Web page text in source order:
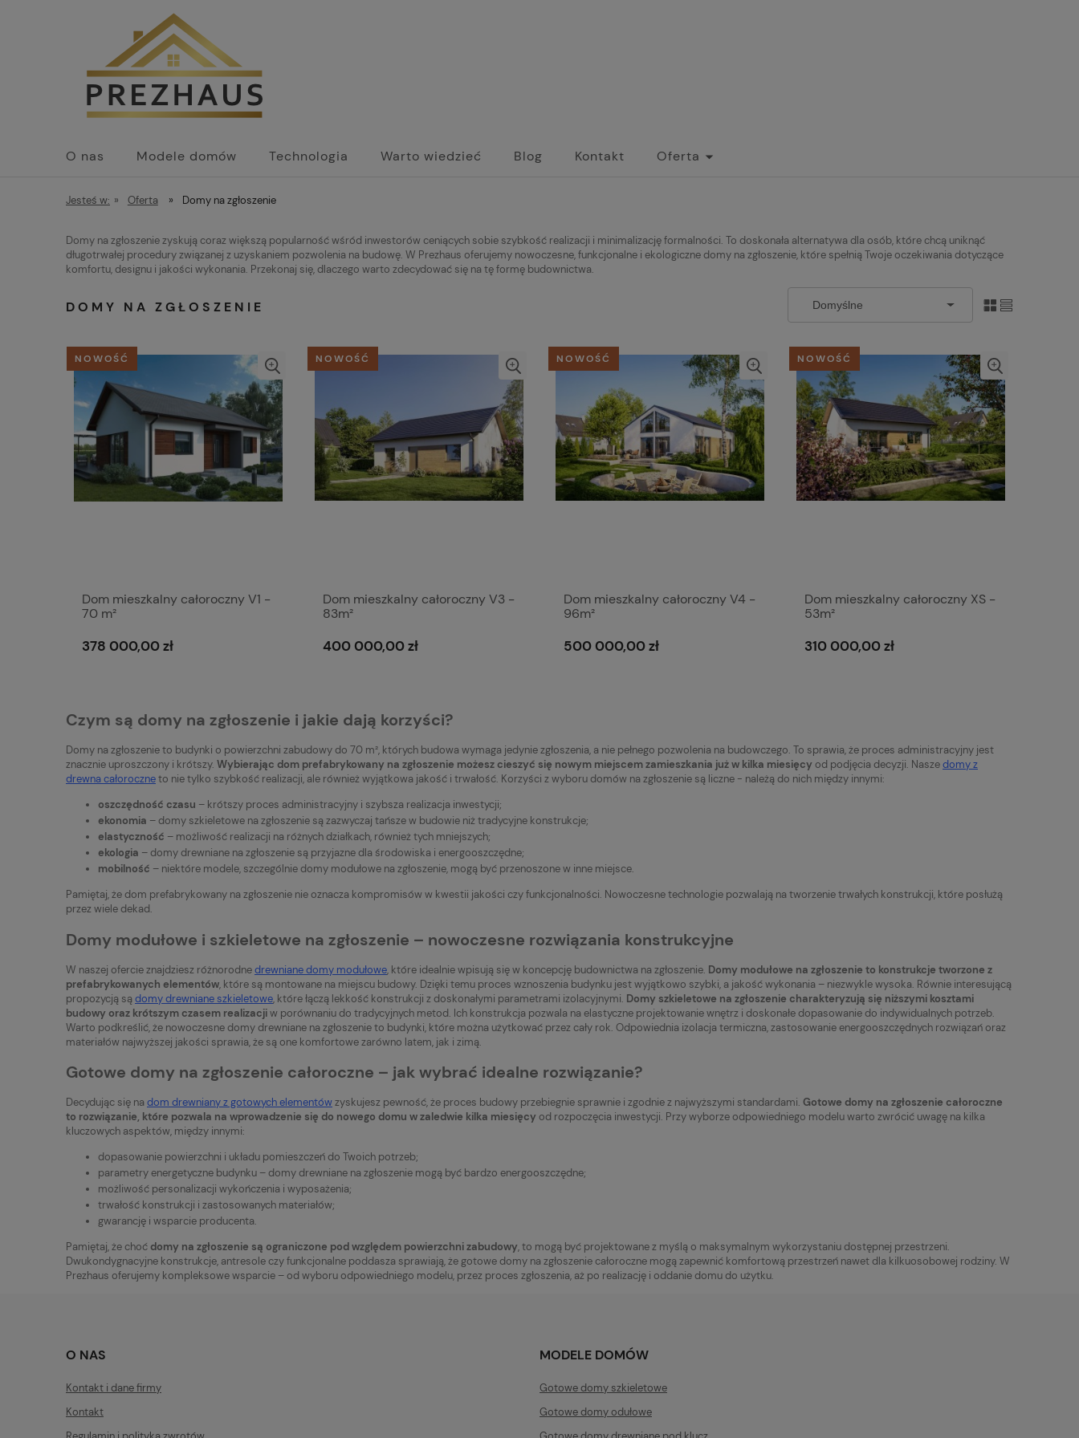
O nas Modele domów Technologia Warto wiedzieć Blog Kontakt Oferta
Jesteś w: » Oferta » Domy na zgłoszenie
Domy na zgłoszenie zyskują coraz większą popularność wśród inwestorów ceniących sobie szybkość realizacji i minimalizację formalności. To doskonała alternatywa dla osób, które chcą uniknąć
długotrwałej procedury związanej z uzyskaniem pozwolenia na budowę. W Prezhaus oferujemy nowoczesne, funkcjonalne i ekologiczne domy na zgłoszenie, które spełnią Twoje oczekiwania dotyczące
komfortu, designu i jakości wykonania. Przekonaj się, dlaczego warto zdecydować się na tę formę budownictwa.
DOMY NA ZGŁOSZENIE
Dom mieszkalny całoroczny V1 -
70 m²
378 000,00 zł
NOWOŚĆ
Dom mieszkalny całoroczny V3 -
83m²
400 000,00 zł
NOWOŚĆ
Dom mieszkalny całoroczny V4 -
96m²
500 000,00 zł
NOWOŚĆ
Dom mieszkalny całoroczny XS -
53m²
310 000,00 zł
NOWOŚĆ
Czym są domy na zgłoszenie i jakie dają korzyści?
Domy na zgłoszenie to budynki o powierzchni zabudowy do 70 m², których budowa wymaga jedynie zgłoszenia, a nie pełnego pozwolenia na budowczego. To sprawia, że proces administracyjny jest
znacznie uproszczony i krótszy. Wybierając dom prefabrykowany na zgłoszenie możesz cieszyć się nowym miejscem zamieszkania już w kilka miesięcy od podjęcia decyzji. Naszedomy z
drewna całoroczneto nie tylko szybkość realizacji, ale również wyjątkowa jakość i trwałość. Korzyści z wyboru domów na zgłoszenie są liczne - należą do nich między innymi:
oszczędność czasu – krótszy proces administracyjny i szybsza realizacja inwestycji;
ekonomia – domy szkieletowe na zgłoszenie są zazwyczaj tańsze w budowie niż tradycyjne konstrukcje;
elastyczność – możliwość realizacji na różnych działkach, również tych mniejszych;
ekologia – domy drewniane na zgłoszenie są przyjazne dla środowiska i energooszczędne;
mobilność – niektóre modele, szczególnie domy modułowe na zgłoszenie, mogą być przenoszone w inne miejsce.
Pamiętaj, że dom prefabrykowany na zgłoszenie nie oznacza kompromisów w kwestii jakości czy funkcjonalności. Nowoczesne technologie pozwalają na tworzenie trwałych konstrukcji, które posłużą
przez wiele dekad.
Domy modułowe i szkieletowe na zgłoszenie – nowoczesne rozwiązania konstrukcyjne
W naszej ofercie znajdziesz różnorodnedrewniane domy modułowe, które idealnie wpisują się w koncepcję budownictwa na zgłoszenie. Domy modułowe na zgłoszenie to konstrukcje tworzone z
prefabrykowanych elementów, które są montowane na miejscu budowy. Dzięki temu proces wznoszenia budynku jest wyjątkowo szybki, a jakość wykonania – niezwykle wysoka. Równie interesującą
propozycją sądomy drewniane szkieletowe, które łączą lekkość konstrukcji z doskonałymi parametrami izolacyjnymi. Domy szkieletowe na zgłoszenie charakteryzują się niższymi kosztami
budowy oraz krótszym czasem realizacjiw porównaniu do tradycyjnych metod. Ich konstrukcja pozwala na elastyczne projektowanie wnętrz i doskonałe dopasowanie do indywidualnych potrzeb.
Warto podkreślić, że nowoczesne domy drewniane na zgłoszenie to budynki, które można użytkować przez cały rok. Odpowiednia izolacja termiczna, zastosowanie energooszczędnych rozwiązań oraz
materiałów najwyższej jakości sprawia, że są one komfortowe zarówno latem, jak i zimą.
Gotowe domy na zgłoszenie całoroczne – jak wybrać idealne rozwiązanie?
Decydując się na dom drewniany z gotowych elementówzyskujesz pewność, że proces budowy przebiegnie sprawnie i zgodnie z najwyższymi standardami. Gotowe domy na zgłoszenie całoroczne
to rozwiązanie, które pozwala na wprowadzenie się do nowego domu w zaledwie kilka miesięcy od rozpoczęcia inwestycji. Przy wyborze odpowiedniego modelu warto zwrócić uwagę na kilka
kluczowych aspektów, między innymi:
dopasowanie powierzchni i układu pomieszczeń do Twoich potrzeb;
parametry energetyczne budynku – domy drewniane na zgłoszenie mogą być bardzo energooszczędne;
możliwość personalizacji wykończenia i wyposażenia;
trwałość konstrukcji i zastosowanych materiałów;
gwarancję i wsparcie producenta.
Pamiętaj, że choć domy na zgłoszenie są ograniczone pod względem powierzchni zabudowy, to mogą być projektowane z myślą o maksymalnym wykorzystaniu dostępnej przestrzeni.
Dwukondygnacyjne konstrukcje, antresole czy funkcjonalne poddasza sprawiają, że gotowe domy na zgłoszenie całoroczne mogą zapewnić komfortową przestrzeń nawet dla kilkuosobowej rodziny. W
Prezhaus oferujemy kompleksowe wsparcie – od wyboru odpowiedniego modelu, przez proces zgłoszenia, aż po realizację i oddanie domu do użytku.
O NAS
Kontakt i dane firmy
Kontakt
MODELE DOMÓW
Gotowe domy szkieletowe
Gotowe domy odułowe